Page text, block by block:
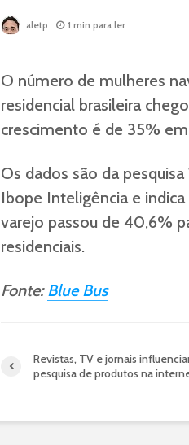
aletp 1 min para ler
O número de mulheres
residencial brasileira
crescimento é de 35%
Os dados são da
Ibope Inteligência e
varejo passou de 40,6%
residenciais.
Fonte:Blue Bus
Revistas, TV e jornais
pesquisa de produtos na